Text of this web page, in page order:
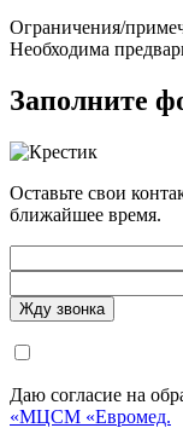
Ограничения/
Необходима
Заполните
Оставьте свои
ближайшее время.
Даю согласие на
«МЦСМ «Евромед.